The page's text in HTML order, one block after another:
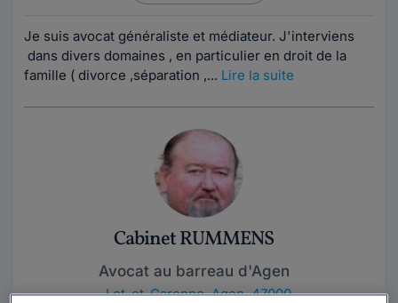
Je suis avocat généraliste et médiateur. J'interviens
dans divers domaines , en particulier en droit de la
famille ( divorce ,séparation ,... Lire la suite
Cabinet RUMMENS
Avocat au barreau d'Agen
Lot-et-Garonne,Agen, 47000